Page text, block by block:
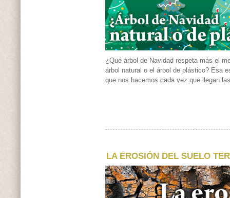
¿Qué árbol de Navidad respeta más el
árbol natural o el árbol de plástico? Esa
que nos hacemos cada vez que llegan
LA EROSIÓN DEL SUELO